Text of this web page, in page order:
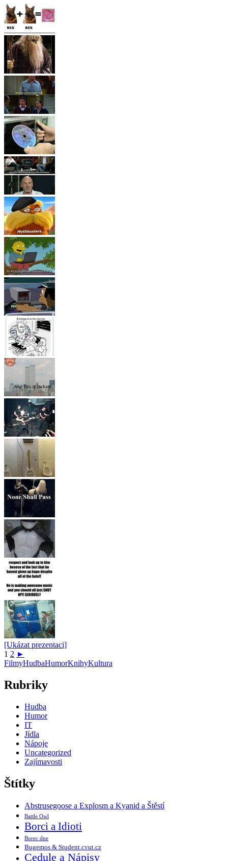
[Ukázat prezentaci]
1 2 ►
FilmyHudbaHumorKnihyKultura
Rubriky
Hudba
Humor
IT
Jídla
Nápoje
Uncategorized
Zajímavosti
Štítky
Abstrusegoose a Explosm a Kyanid a Štěstí
Battle Owl
Borci a Idioti
Borec dne
Bugemos & Student.cvut.cz
Cedule a Nápisy